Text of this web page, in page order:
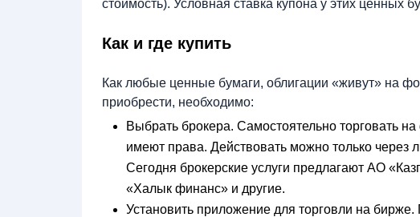
стоимость). Условная ставка купона у этих ценных
Как и где купить
Как любые ценные бумаги, облигации «живут» на
приобрести, необходимо:
Выбрать брокера. Самостоятельно торговать
имеют права. Действовать можно только через
Сегодня брокерские услуги предлагают АО
«Халык финанс» и другие.
Установить приложение для торговли на